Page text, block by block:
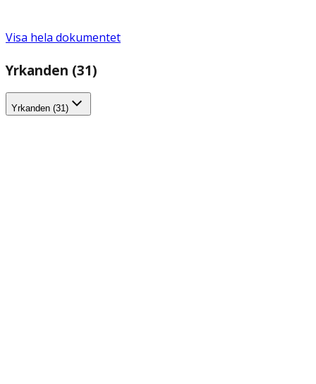
Visa hela dokumentet
Yrkanden (31)
Yrkanden (31)